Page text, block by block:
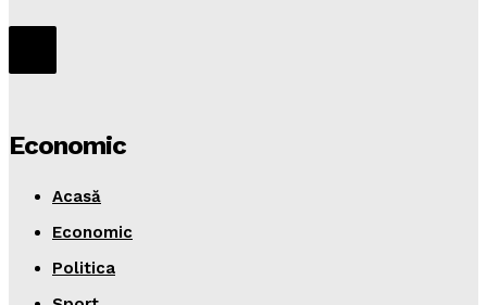
Economic
Acasă
Economic
Politica